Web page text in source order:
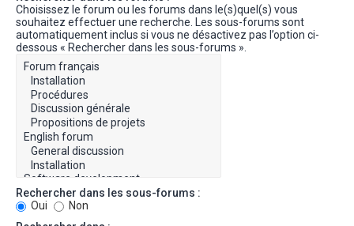
Choisissez le forum ou les forums dans le(s)quel(s) vous
souhaitez effectuer une recherche. Les sous-forums sont
automatiquement inclus si vous ne désactivez pas l’option ci-
dessous « Rechercher dans les sous-forums ».
Rechercher dans les sous-forums :
Oui
Non